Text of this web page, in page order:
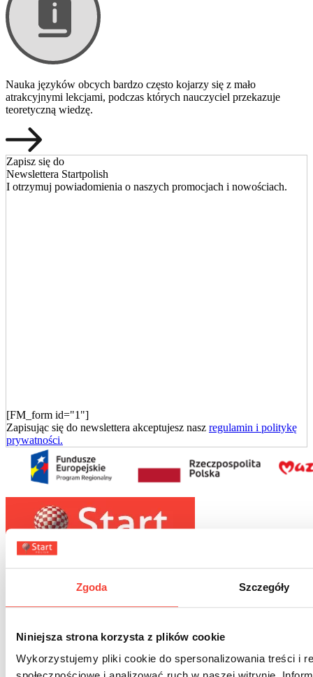
Zgoda Szczegóły
Niniejsza strona korzysta z plików cookie
Wykorzystujemy pliki cookie do spersonalizowania treści i
Nauka języków obcych bardzo często kojarzy się z mało
atrakcyjnymi lekcjami, podczas których nauczyciel przekazuje
teoretyczną wiedzę.
Zapisz się do
Newslettera Startpolish
I otrzymuj powiadomienia o naszych promocjach i nowościach.
[FM_form id="1"]
Zapisując się do newslettera akceptujesz nasz regulamin i politykę
prywatności.
Płatności oraz bezpieczeństwo
Współpraca